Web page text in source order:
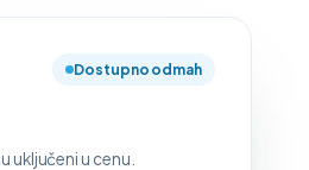
Dostupno odmah
uključeni u cenu.